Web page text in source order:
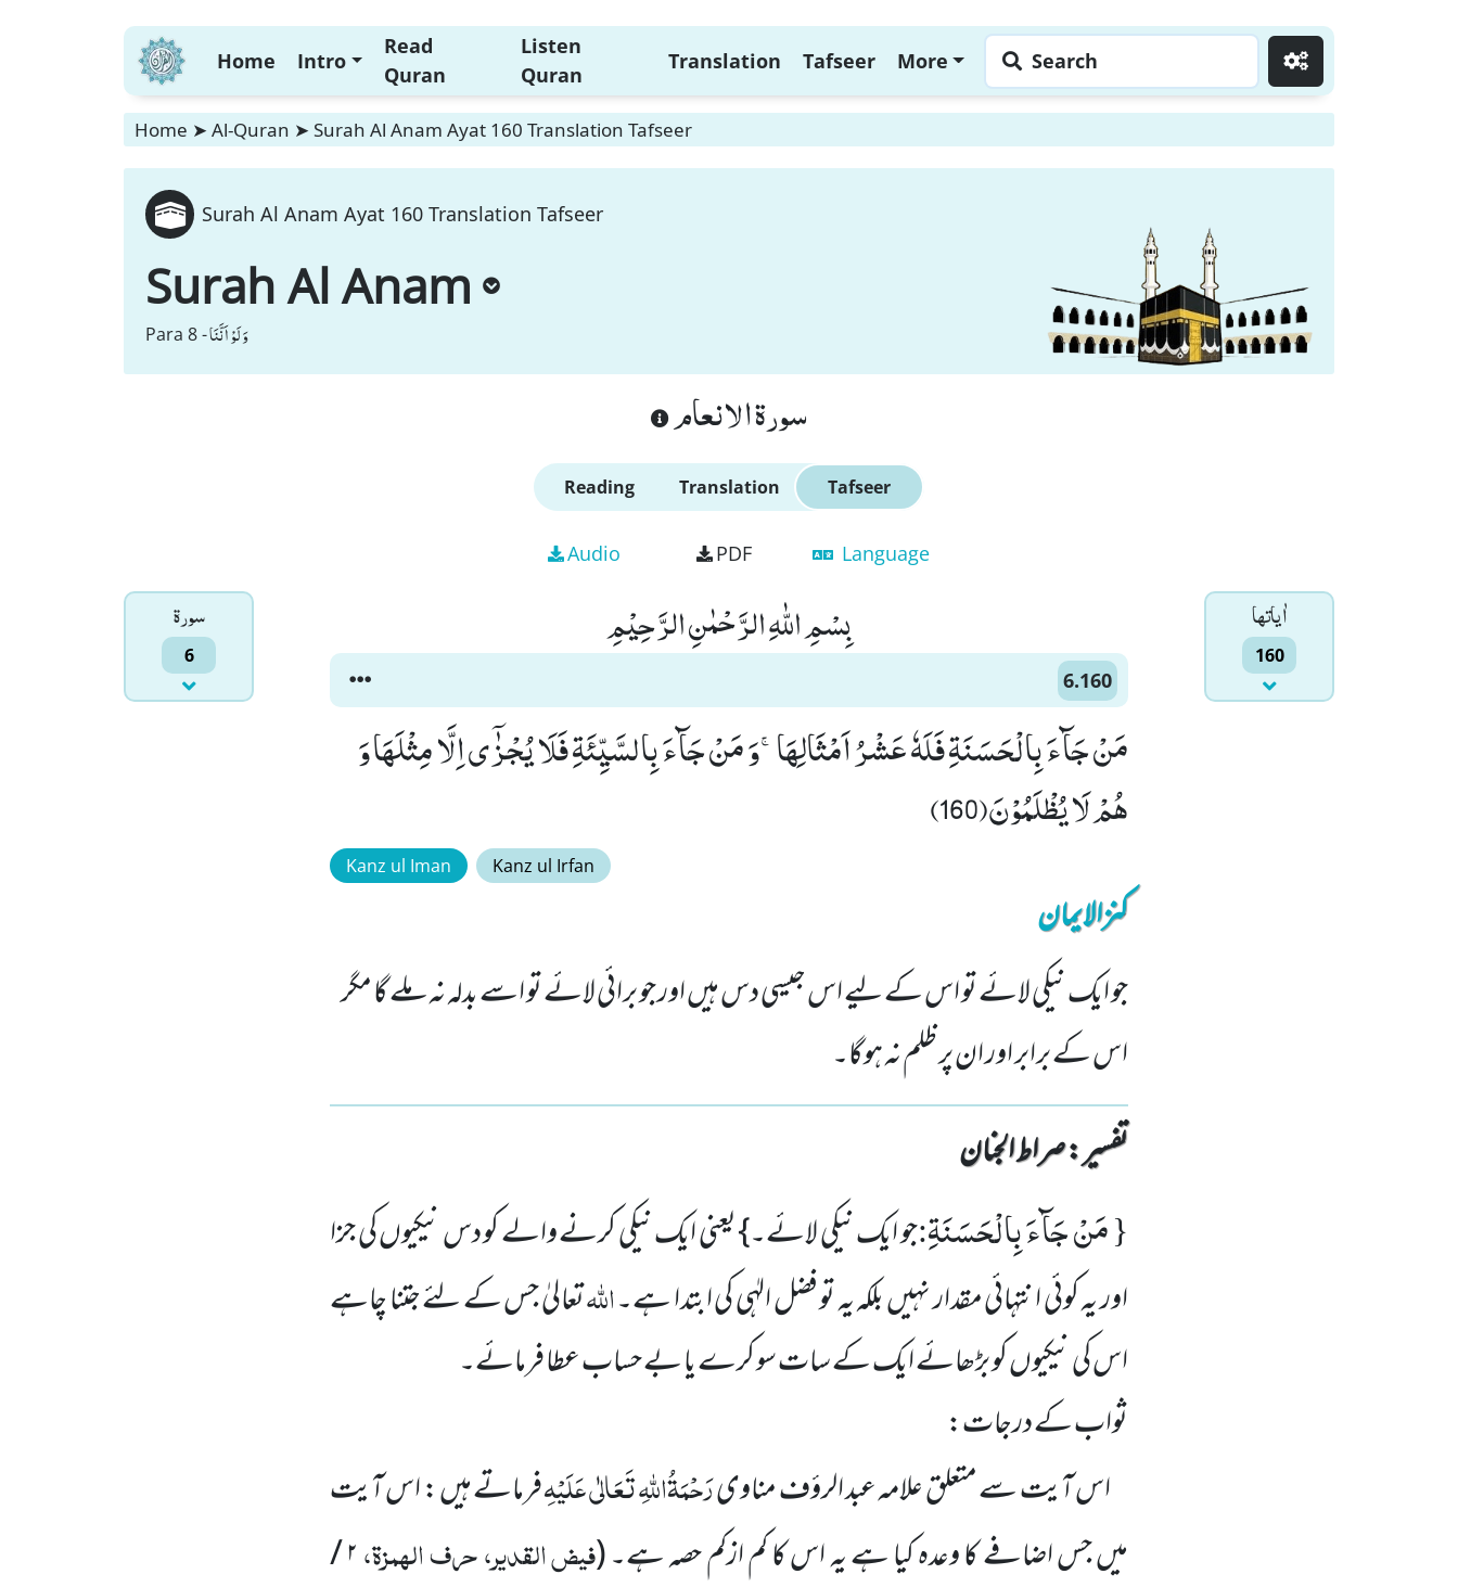
Home Intro
Read
Quran
Listen
Quran
Translation Tafseer More Search
Home ➤ Al-Quran ➤ Surah Al Anam Ayat 160 Translation Tafseer
Surah Al Anam Ayat 160 Translation Tafseer
Surah Al Anam
Para 8 -وَ لَوْ اَنَّنَا
سورة الانعام
Reading Translation Tafseer
Audio PDF Language
سورۃ
6
اٰياتها
160
بِسْمِ اللّٰهِ الرَّحْمٰنِ الرَّحِیْمِ
6.160
مَنْ جَآءَ بِالْحَسَنَةِ فَلَهٗ عَشْرُ اَمْثَالِهَاۚ-وَ مَنْ جَآءَ بِالسَّیِّئَةِ فَلَا یُجْزٰۤى اِلَّا مِثْلَهَا وَ
هُمْ لَا یُظْلَمُوْنَ(160)
Kanz ul Iman Kanz ul Irfan
کنزالایمان
جو ایک نیکی لائے تو اس کے لیے اس جیسی دس ہیں اور جو برائی لائے تو اسے بدلہ نہ ملے گا مگر
اس کے برابر اور ان پر ظلم نہ ہوگا۔
تفسیر : ‎صراط الجنان
{مَنْ جَآءَ بِالْحَسَنَةِ:جو ایک نیکی لائے۔} یعنی ایک نیکی کرنے والے کو دس نیکیوں کی جزا
اور یہ کوئی انتہائی مقدار نہیں بلکہ یہ تو فضل الہٰی کی ابتدا ہے۔اللہتعالیٰ جس کے لئے جتنا چاہے
اس کی نیکیوں کو بڑھائے ایک کے سات سو کرے یا بے حساب عطا فرمائے۔
ثواب کے درجات:
اس آیت سے متعلق علامہ عبد الرؤف مناویرَحْمَۃُاللہِ تَعَالٰی عَلَیْہِفرماتے ہیں : اس آیت
میں جس اضافے کا وعدہ کیا ہے یہ اس کا کم ازکم حصہ ہے۔(فیض القدیر، حرف الہمزۃ، ۲ /